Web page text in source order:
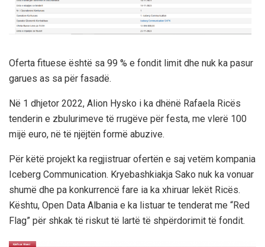
Oferta fituese është sa 99 % e fondit limit dhe nuk ka pasur
garues as sa për fasadë.
Në 1 dhjetor 2022, Alion Hysko i ka dhënë Rafaela Ricës
tenderin e zbulurimeve të rrugëve për festa, me vlerë 100
mijë euro, në të njëjtën formë abuzive.
Për këtë projekt ka regjistruar ofertën e saj vetëm kompania
Iceberg Communication. Kryebashkiakja Sako nuk ka vonuar
shumë dhe pa konkurrencë fare ia ka xhiruar lekët Ricës.
Kështu, Open Data Albania e ka listuar te tenderat me “Red
Flag” për shkak të riskut të lartë të shpërdorimit të fondit.